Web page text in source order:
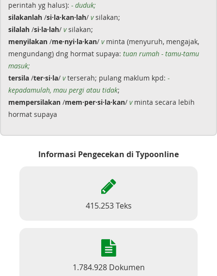
perintah yg halus): - duduk;
silakanlah /si·la·kan·lah/ vsilakan;
silalah /si·la·lah/ vsilakan;
menyilakan /me·nyi·la·kan/ vminta (menyuruh, mengajak,
mengundang) dng hormat supaya: tuan rumah - tamu-tamu
masuk;
tersila /ter·si·la/ vterserah; pulang maklum kpd: -
kepadamulah, mau pergi atau tidak;
mempersilakan /mem·per·si·la·kan/ vminta secara lebih
hormat supaya
Informasi Pengecekan di Typoonline
415.253 Teks
1.784.928 Dokumen